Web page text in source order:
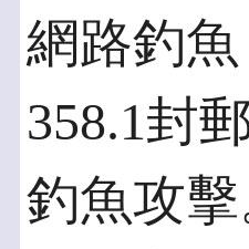
網路釣
358.1封
釣魚攻擊